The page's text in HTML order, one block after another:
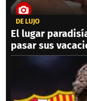
DE LUJO
El lugar
pasar sus